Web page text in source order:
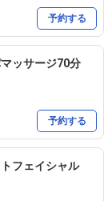
予約する
マッサージ70分
予約する
フェイシャル